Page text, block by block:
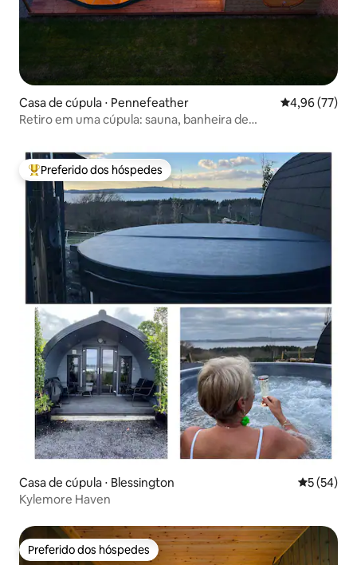
Casa de cúpula ⋅ Pennefeather 4,96 de uma
4,96 (77)
Retiro em uma cúpula: sauna, banheira de
Entre os melhores preferidos dos hóspedes
Preferido dos hóspedes
Casa de cúpula ⋅ Blessington 5 de uma
5 (54)
Kylemore Haven
Preferido dos hóspedes
Preferido dos hóspedes